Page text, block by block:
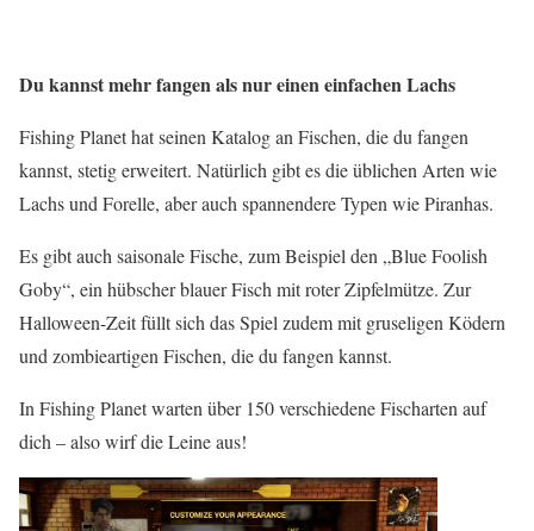
Du kannst mehr fangen als nur einen einfachen Lachs
Fishing Planet hat seinen Katalog an Fischen, die du fangen
kannst, stetig erweitert. Natürlich gibt es die üblichen Arten wie
Lachs und Forelle, aber auch spannendere Typen wie Piranhas.
Es gibt auch saisonale Fische, zum Beispiel den „Blue Foolish
Goby“, ein hübscher blauer Fisch mit roter Zipfelmütze. Zur
Halloween-Zeit füllt sich das Spiel zudem mit gruseligen Ködern
und zombieartigen Fischen, die du fangen kannst.
In Fishing Planet warten über 150 verschiedene Fischarten auf
dich – also wirf die Leine aus!